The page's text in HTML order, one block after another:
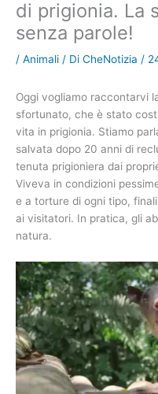
di prigionia. La
senza parole!
/ Animali / Di CheNotizia /
Oggi vogliamo raccontarvi
sfortunato, che è stato
vita in prigionia. Stiamo
salvata dopo 20 anni di
tenuta prigioniera dai
Viveva in condizioni
e a torture di ogni tipo,
ai visitatori. In pratica, gli
natura.